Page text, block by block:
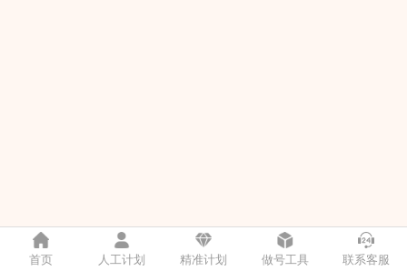
首页 人工计划 精准计划 做号工具 联系客服